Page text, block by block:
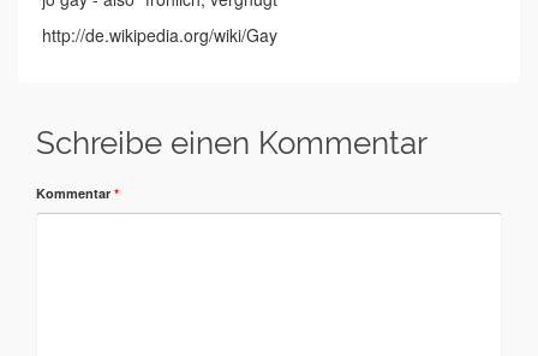
http://de.wikipedia.org/wiki/Gay
Schreibe einen Kommentar
Kommentar *